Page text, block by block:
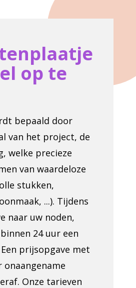
op te
bepaald door
van het project, de
welke precieze
van waardeloze
stukken,
...). Tijdens
naar uw noden,
24 uur een
prijsopgave met
Onze tarieven